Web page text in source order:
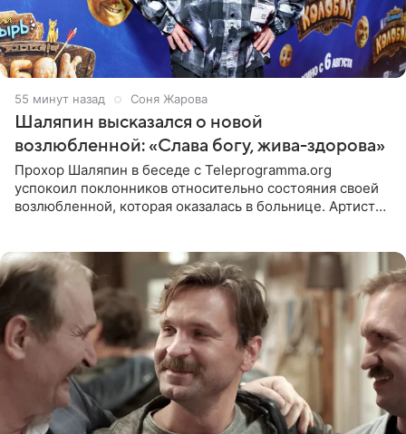
55 минут назад Соня Жарова
Шаляпин высказался о новой
возлюбленной: «Слава богу, жива-здорова»
Прохор Шаляпин в беседе с Teleprogramma.org
успокоил поклонников относительно состояния своей
возлюбленной, которая оказалась в больнице. Артист